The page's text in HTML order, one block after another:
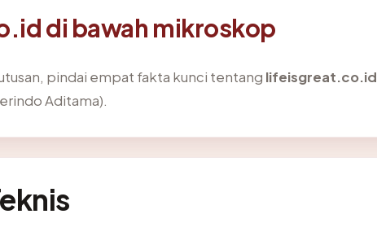
di bawah mikroskop
pindai empat fakta kunci tentang lifeisgreat.co.id
Aditama).